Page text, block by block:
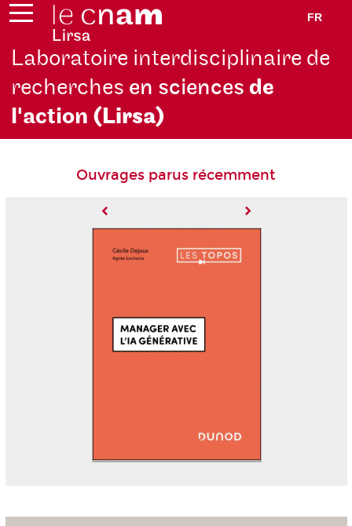
FR
Laboratoire interdisciplinaire de
recherches en sciencesde
l'action (Lirsa)
Ouvrages parus récemment